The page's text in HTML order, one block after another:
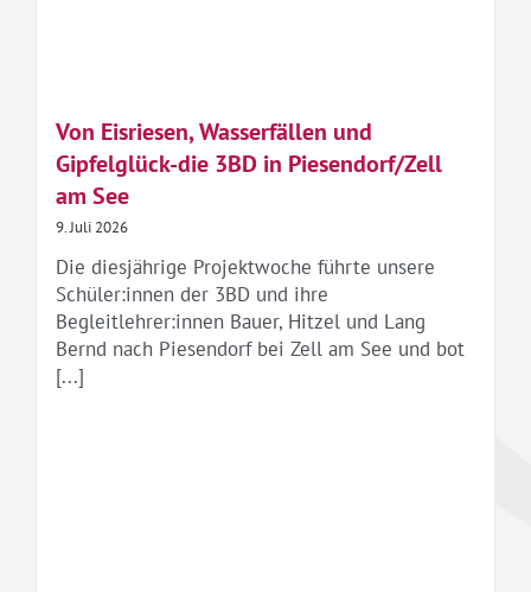
Von Eisriesen, Wasserfällen und
Gipfelglück-die 3BD in Piesendorf/Zell
am See
9. Juli 2026
Die diesjährige Projektwoche führte unsere
Schüler:innen der 3BD und ihre
Begleitlehrer:innen Bauer, Hitzel und Lang
Bernd nach Piesendorf bei Zell am See und bot
[...]